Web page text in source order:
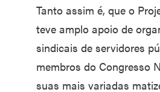
Tanto assim é, que o
teve amplo apoio de
sindicais de servidores
membros do Congresso
suas mais variadas